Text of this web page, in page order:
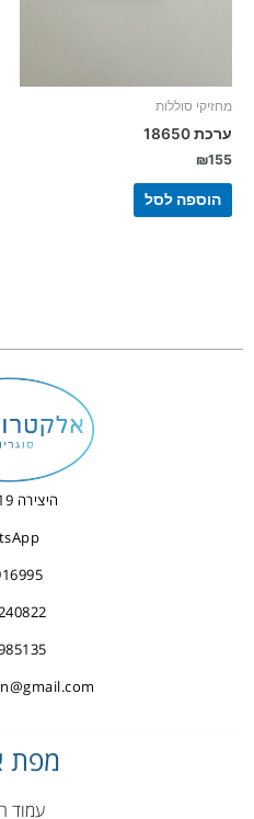
מחזיקי סוללות
ערכת 18650
₪155
הוספה לסל
היצירה 19, רחובות
מפת
עמוד